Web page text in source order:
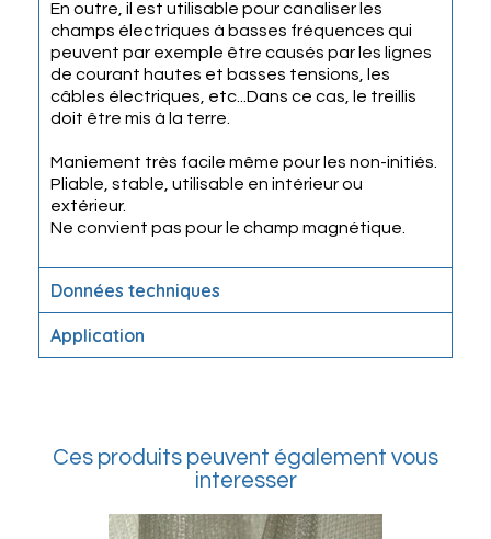
En outre, il est utilisable pour canaliser les
champs électriques à basses fréquences qui
peuvent par exemple être causés par les lignes
de courant hautes et basses tensions, les
câbles électriques, etc...Dans ce cas, le treillis
doit être mis à la terre.
Maniement très facile même pour les non-initiés.
Pliable, stable, utilisable en intérieur ou
extérieur.
Ne convient pas pour le champ magnétique.
Données techniques
Application
Ces produits peuvent également vous
interesser